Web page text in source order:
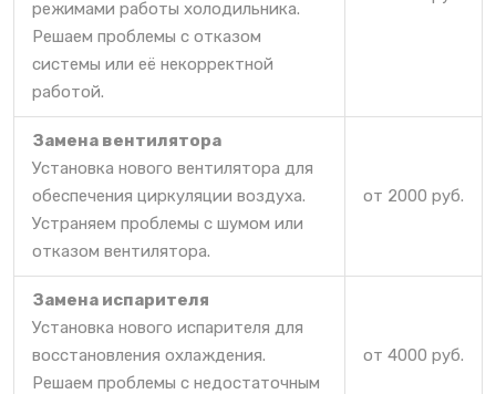
режимами работы холодильника.
Решаем проблемы с отказом
системы или её некорректной
работой.
Замена вентилятора
Установка нового вентилятора для
обеспечения циркуляции воздуха.
Устраняем проблемы с шумом или
отказом вентилятора.
от 2000 руб.
Замена испарителя
Установка нового испарителя для
восстановления охлаждения.
Решаем проблемы с недостаточным
от 4000 руб.